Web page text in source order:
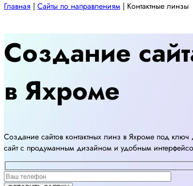
Главная | Сайты по направлениям | Контактные линзы
Создание
в Яхроме
Создание сайтов контактных линз в Яхроме под
сайт с продуманным дизайном и удобным